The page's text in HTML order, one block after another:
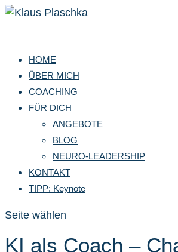
HOME
ÜBER MICH
COACHING
FÜR DICH
ANGEBOTE
BLOG
NEURO-LEADERSHIP
KONTAKT
TIPP: Keynote
Seite wählen
KI als Coach –